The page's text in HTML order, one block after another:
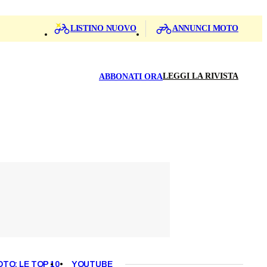
LISTINO NUOVO ANNUNCI MOTO
ABBONATI ORALEGGI LA RIVISTA
LE TOP 10 YOUTUBE